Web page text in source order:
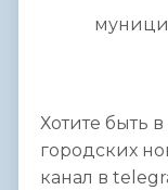
Хотите быть
городских
канал в